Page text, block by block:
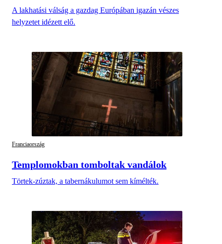
A lakhatási válság a gazdag Európában igazán vészes
helyzetet idézett elő.
Franciaország
Templomokban tomboltak vandálok
Törtek-zúztak, a tabernákulumot sem kímélték.